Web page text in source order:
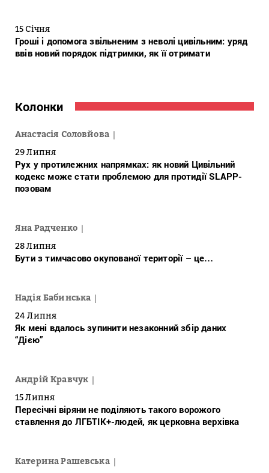
15 Січня
Гроші і допомога звільненим з неволі цивільним: уряд
ввів новий порядок підтримки, як її отримати
Колонки
Анастасія Соловйова
29 Липня
Рух у протилежних напрямках: як новий Цивільний
кодекс може стати проблемою для протидії SLAPP-
позовам
Яна Радченко
28 Липня
Бути з тимчасово окупованої території – це…
Надія Бабинська
24 Липня
Як мені вдалось зупинити незаконний збір даних
“Дією”
Андрій Кравчук
15 Липня
Пересічні віряни не поділяють такого ворожого
ставлення до ЛГБТІК+-людей, як церковна верхівка
Катерина Рашевська